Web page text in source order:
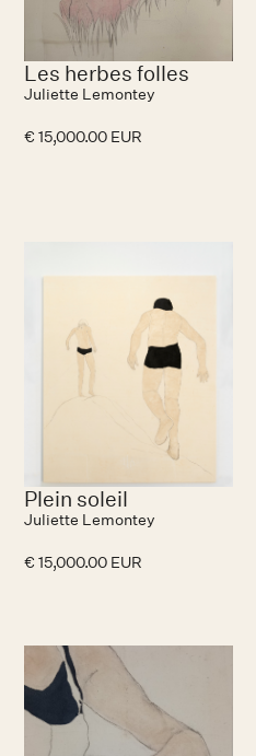
Les herbes folles
Juliette Lemontey
€ 15,000.00 EUR
Plein soleil
Juliette Lemontey
€ 15,000.00 EUR